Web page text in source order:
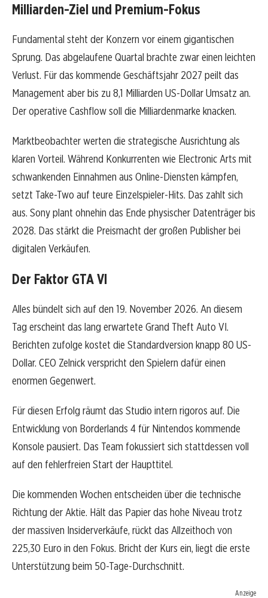
Milliarden-Ziel und Premium-Fokus
Fundamental steht der Konzern vor einem gigantischen
Sprung. Das abgelaufene Quartal brachte zwar einen leichten
Verlust. Für das kommende Geschäftsjahr 2027 peilt das
Management aber bis zu 8,1 Milliarden US-Dollar Umsatz an.
Der operative Cashflow soll die Milliardenmarke knacken.
Marktbeobachter werten die strategische Ausrichtung als
klaren Vorteil. Während Konkurrenten wie Electronic Arts mit
schwankenden Einnahmen aus Online-Diensten kämpfen,
setzt Take-Two auf teure Einzelspieler-Hits. Das zahlt sich
aus. Sony plant ohnehin das Ende physischer Datenträger bis
2028. Das stärkt die Preismacht der großen Publisher bei
digitalen Verkäufen.
Der Faktor GTA VI
Alles bündelt sich auf den 19. November 2026. An diesem
Tag erscheint das lang erwartete Grand Theft Auto VI.
Berichten zufolge kostet die Standardversion knapp 80 US-
Dollar. CEO Zelnick verspricht den Spielern dafür einen
enormen Gegenwert.
Für diesen Erfolg räumt das Studio intern rigoros auf. Die
Entwicklung von Borderlands 4 für Nintendos kommende
Konsole pausiert. Das Team fokussiert sich stattdessen voll
auf den fehlerfreien Start der Haupttitel.
Die kommenden Wochen entscheiden über die technische
Richtung der Aktie. Hält das Papier das hohe Niveau trotz
der massiven Insiderverkäufe, rückt das Allzeithoch von
225,30 Euro in den Fokus. Bricht der Kurs ein, liegt die erste
Unterstützung beim 50-Tage-Durchschnitt.
Anzeige